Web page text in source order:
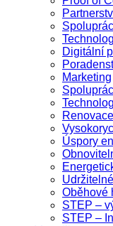
Digitální
Marketing
Úspory
Oběhové
STEP –
STEP –